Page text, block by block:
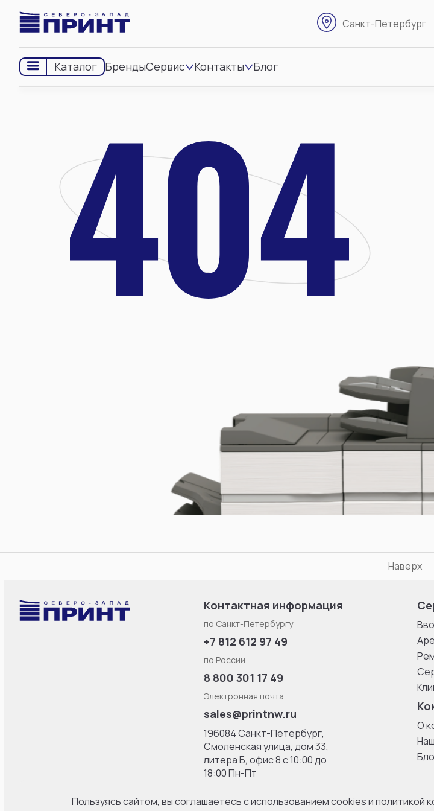
Санкт-Петербург
Каталог БрендыСервис Контакты Блог
Наверх
Контактная информация
по Санкт-Петербургу
+7 812 612 97 49
по России
8 800 301 17 49
Электронная почта
sales@printnw.ru
196084 Санкт-Петербург,
Смоленская улица, дом 33,
литерa Б, офис 8 с 10:00 до
18:00 Пн-Пт
О
Пользуясь сайтом, вы соглашаетесь с использованием cookies и политикой